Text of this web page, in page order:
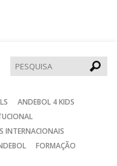
ANDEBOL 4 KIDS
INTERNACIONAIS
FORMAÇÃO